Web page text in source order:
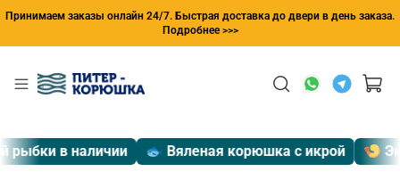
Принимаем заказы онлайн 24/7. Быстрая доставка до двери в день заказа.
Подробнее >>>
в наличии 🐟 Вяленая корюшка с икрой 🍤